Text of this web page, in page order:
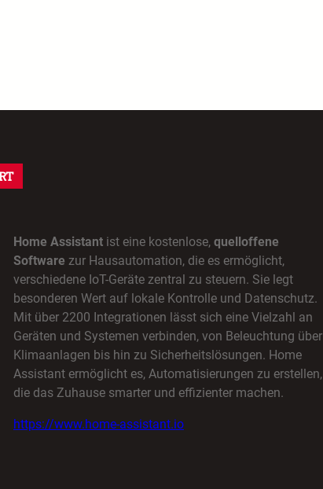
Home Assistant ist eine kostenlose, quelloffene
Software zur Hausautomation, die es ermöglicht,
verschiedene IoT-Geräte zentral zu steuern. Sie legt
besonderen Wert auf lokale Kontrolle und Datenschutz.
Mit über 2200 Integrationen lässt sich eine Vielzahl an
Geräten und Systemen verbinden, von Beleuchtung über
Klimaanlagen bis hin zu Sicherheitslösungen. Home
Assistant ermöglicht es, Automatisierungen zu erstellen,
die das Zuhause smarter und effizienter machen.
https://www.home-assistant.io